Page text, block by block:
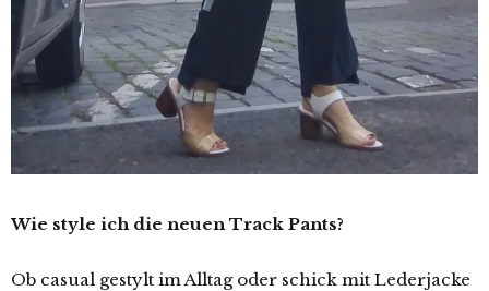
Wie style ich die neuen Track Pants?
Ob casual gestylt im Alltag oder schick mit Lederjacke